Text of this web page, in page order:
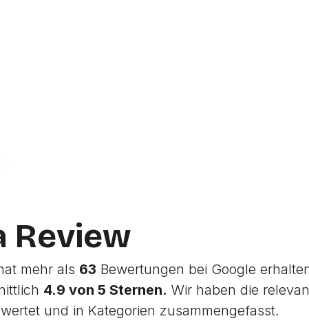
Review
mehr als 63 Bewertungen bei Google
4.9 von 5 Sternen. Wir haben die
und in Kategorien zusammengefasst.